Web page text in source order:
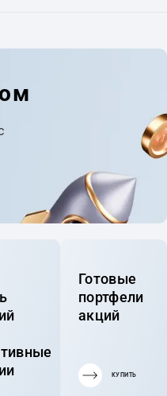
Готовые
портфели
акций
КУПИТЬ